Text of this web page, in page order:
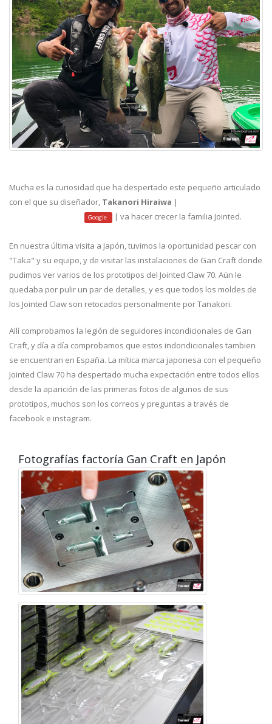
Mucha es la curiosidad que ha despertado este pequeño articulado
con el que su diseñador, Takanori Hiraiwa |
Google | va hacer crecer la familia Jointed.
En nuestra última visita a Japón, tuvimos la oportunidad pescar con
"Taka" y su equipo, y de visitar las instalaciones de Gan Craft donde
pudimos ver varios de los prototipos del Jointed Claw 70. Aún le
quedaba por pulir un par de detalles, y es que todos los moldes de
los Jointed Claw son retocados personalmente por Tanakori.
Allí comprobamos la legión de seguidores incondicionales de Gan
Craft, y día a día comprobamos que estos indondicionales tambien
se encuentran en España. La mítica marca japonesa con el pequeño
Jointed Claw 70 ha despertado mucha expectación entre todos ellos
desde la aparición de las primeras fotos de algunos de sus
prototipos, muchos son los correos y preguntas a través de
facebook e instagram.
Fotografías factoría Gan Craft en Japón